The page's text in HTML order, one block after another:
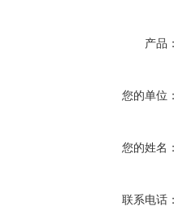
产品
您的单位
您的姓名
联系电话